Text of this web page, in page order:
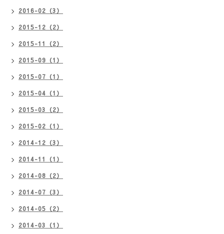
2016-02（3）
2015-12（2）
2015-11（2）
2015-09（1）
2015-07（1）
2015-04（1）
2015-03（2）
2015-02（1）
2014-12（3）
2014-11（1）
2014-08（2）
2014-07（3）
2014-05（2）
2014-03（1）